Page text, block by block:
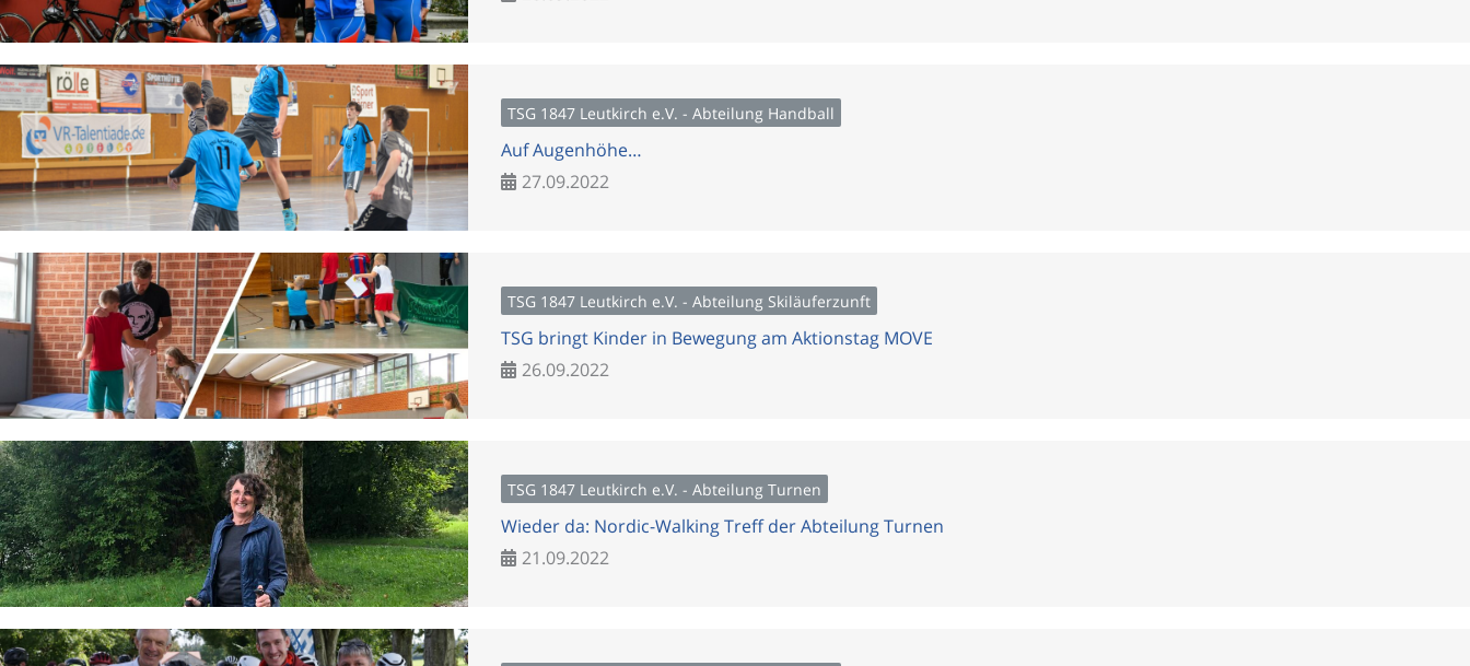
TSG 1847 Leutkirch e.V. - Abteilung Handball
Auf Augenhöhe…
27.09.2022
TSG 1847 Leutkirch e.V. - Abteilung Skiläuferzunft
TSG bringt Kinder in Bewegung am Aktionstag MOVE
26.09.2022
TSG 1847 Leutkirch e.V. - Abteilung Turnen
Wieder da: Nordic-Walking Treff der Abteilung Turnen
21.09.2022